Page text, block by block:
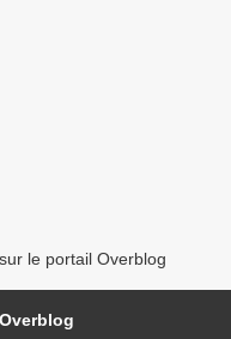
le portail Overblog